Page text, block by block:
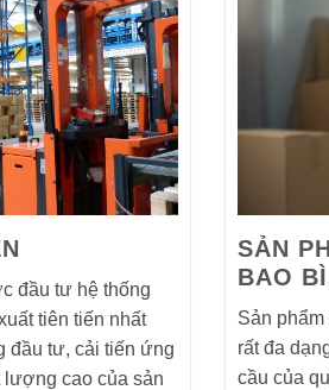
đầu tư hệ thống
tiên tiến nhất
đầu tư, cải tiến ứng
lượng cao của sản
SẢN
BAO
Sản
rất đa
cầu của